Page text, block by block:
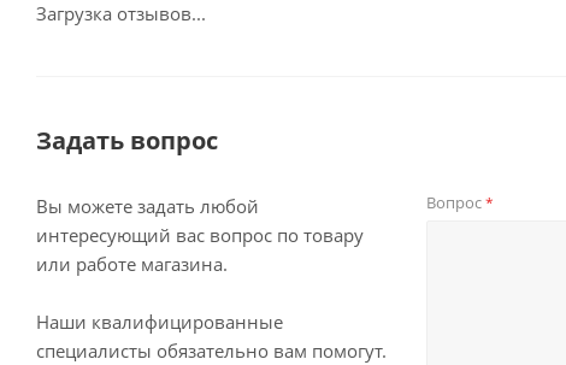
Загрузка отзывов...
Задать вопрос
Вы можете задать любой
интересующий вас вопрос по товару
или работе магазина.
Наши квалифицированные
специалисты обязательно вам помогут.
Вопрос*